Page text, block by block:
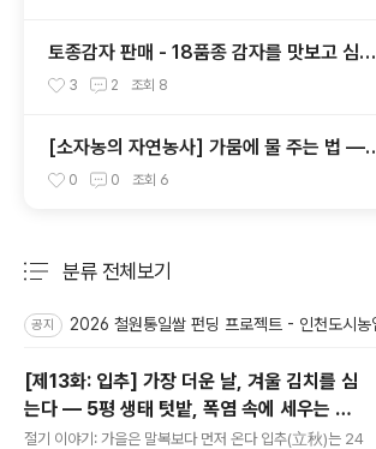
토종감자 판매 - 18품종 감자를 맛보고 심어
보세요.(마감)
3 2 조회 8
[소자농의 자연농사] 가뭄에 물 주는 법 —
뿌리를 아래로 보내는 일
0 0 조회 6
분류 전체보기
공지
[제13화: 입추] 가장 더운 날, 겨울 김치를 심
는다 — 5평 생태 텃밭, 폭염 속에 세우는 가
을
절기 이야기: 가을은 말복보다 먼저 온다 입추(立秋)는 24